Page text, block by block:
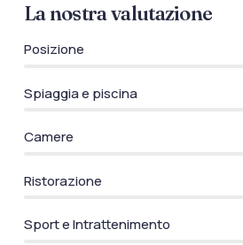
La nostra valutazione
Posizione
Spiaggia e piscina
Camere
Ristorazione
Sport e Intrattenimento